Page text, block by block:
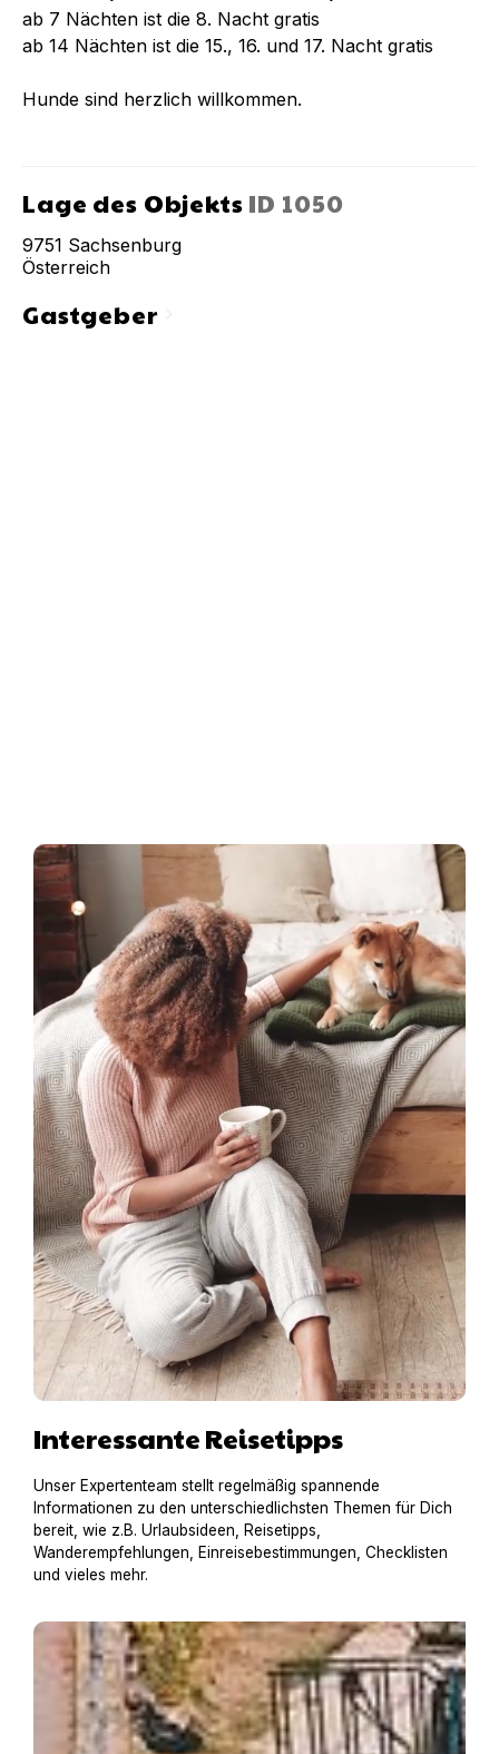
ab 7 Nächten ist die 8. Nacht gratis
ab 14 Nächten ist die 15., 16. und 17. Nacht gratis
Hunde sind herzlich willkommen.
Lage des Objekts ID 1050
9751 Sachsenburg
Österreich
Gastgeberchevron_right
Interessante Reisetipps
Unser Expertenteam stellt regelmäßig spannende
Informationen zu den unterschiedlichsten Themen für Dich
bereit, wie z.B. Urlaubsideen, Reisetipps,
Wanderempfehlungen, Einreisebestimmungen, Checklisten
und vieles mehr.
Hausboot mit Hund